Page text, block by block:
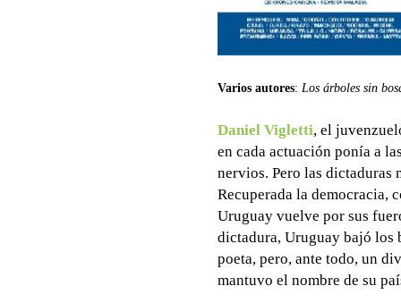
Varios autores: Los árboles sin
Daniel Vigletti, el
en cada actuación ponía a
nervios. Pero las dictaduras
Recuperada la democracia,
Uruguay vuelve por sus
dictadura, Uruguay bajó los
poeta, pero, ante todo, un
mantuvo el nombre de su